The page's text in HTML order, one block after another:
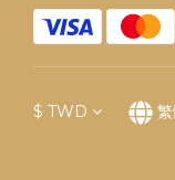
$ TWD